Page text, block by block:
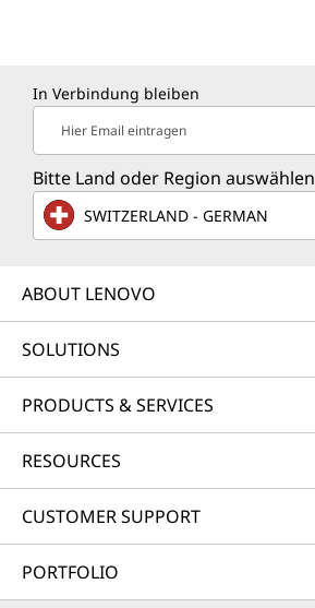
In Verbindung bleiben
Hier Email eintragen
Bitte Land oder Region auswählen
SWITZERLAND - GERMAN
ABOUT LENOVO
SOLUTIONS
PRODUCTS & SERVICES
RESOURCES
CUSTOMER SUPPORT
PORTFOLIO